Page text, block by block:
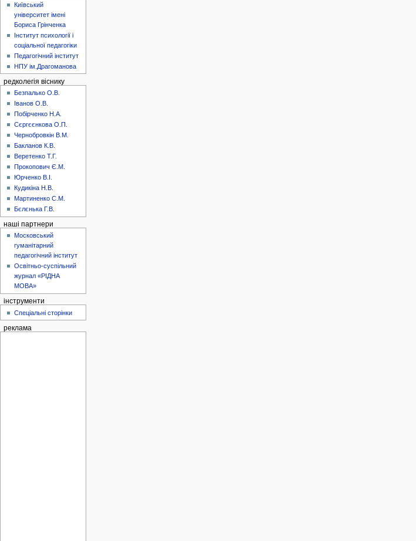
Київський
університет імені
Бориса Грінченка
Інститут психології і
соціальної педагогіки
Педагогічний інститут
НПУ ім.Драгоманова
редколегія віснику
Безпалько О.В.
Іванов О.В.
Побірченко Н.А.
Сєргєєнкова О.П.
Чернобровкін В.М.
Бакланов К.В.
Веретенко Т.Г.
Прокопович Є.М.
Юрченко В.І.
Кудикіна Н.В.
Мартиненко С.М.
Бєлєнька Г.В.
наші партнери
Московський
гуманітарний
педагогічний інститут
Освітньо-суспільний
журнал «РІДНА
МОВА»
інструменти
Спеціальні сторінки
реклама